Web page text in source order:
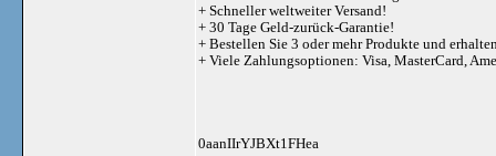
+ Schneller weltweiter Versand!
+ 30 Tage Geld-zurück-Garantie!
+ Bestellen Sie 3 oder mehr Produkte und
+ Viele Zahlungsoptionen: Visa, MasterCard,
0aanIIrYJBXt1FHea